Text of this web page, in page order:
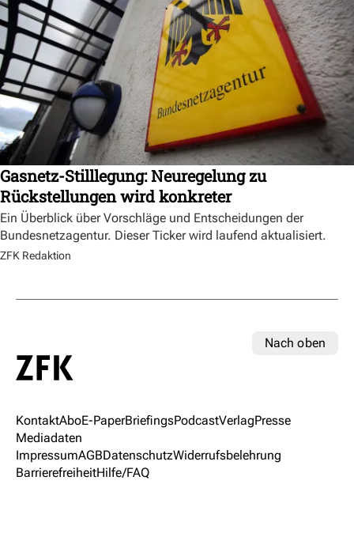
Gasnetz-Stilllegung: Neuregelung zu
Rückstellungen wird konkreter
Ein Überblick über Vorschläge und Entscheidungen der
Bundesnetzagentur. Dieser Ticker wird laufend aktualisiert.
ZFK Redaktion
Nach oben
KontaktAboE-PaperBriefingsPodcastVerlagPresse
Mediadaten
ImpressumAGBDatenschutzWiderrufsbelehrung
BarrierefreiheitHilfe/FAQ